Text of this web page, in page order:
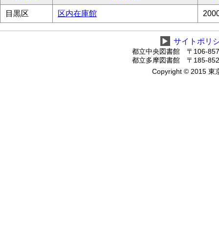
目黒区 区内在庫館
▶ サイトポリ
都立中央図書館 〒106-
都立多摩図書館 〒185-
Copyright © 2015 東